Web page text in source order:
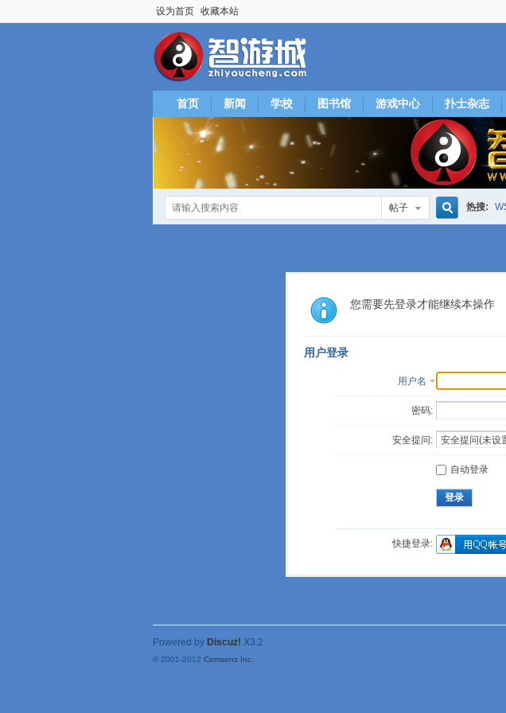
设为首页 收藏本站
首页 新闻 学校 图书馆 游戏中心 扑士杂志
帖子
索
热搜:
大发取钱
您需要先登录才能继续本操作
用户登录
用户名
密码:
安全提问:
自动登录
登录
快捷登录:
Powered by Discuz! X3.2
© 2001-2012 Comsenz Inc.